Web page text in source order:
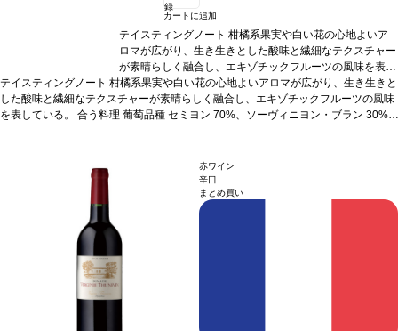
録
カートに追加
テイスティングノート柑橘系果実や白い花の心地よいア
ロマが広がり、生き生きとした酸味と繊細なテクスチャー
が素晴らしく融合し、エキゾチックフルーツの風味を表し
ている。合う料理 葡萄品種セミヨン 70%、ソーヴィニヨ
ン・ブラン 30%認証HVE3認証*本ヴィンテージが在庫
切れの場合、在庫があり価格が同様の場合は自動的に次の
テイスティングノート 柑橘系果実や白い花の心地よいアロマが広がり、生き生きと
した酸味と繊細なテクスチャーが素晴らしく融合し、エキゾチックフルーツの風味
を表している。 合う料理 葡萄品種 セミヨン 70%、ソーヴィニヨン・ブラン 30%
赤ワイン
辛口
まとめ買い